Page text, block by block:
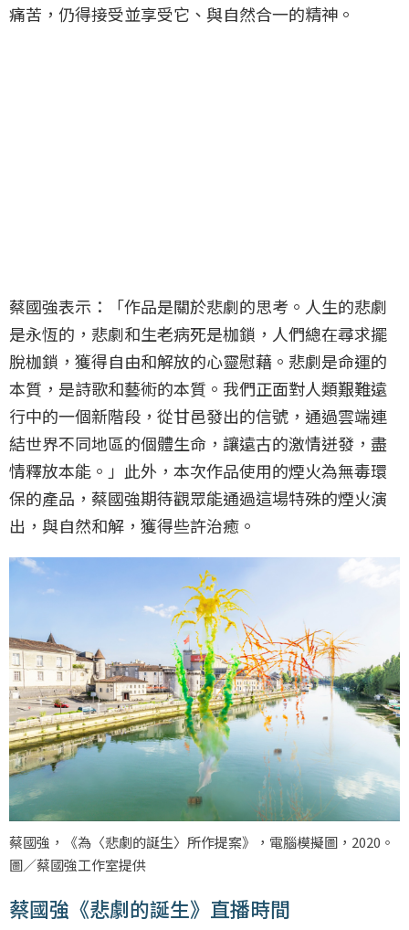
痛苦，仍得接受並享受它、與自然合一的精神。
蔡國強表示：「作品是關於悲劇的思考。人生的悲劇
是永恆的，悲劇和生老病死是枷鎖，人們總在尋求擺
脫枷鎖，獲得自由和解放的心靈慰藉。悲劇是命運的
本質，是詩歌和藝術的本質。我們正面對人類艱難遠
行中的一個新階段，從甘邑發出的信號，通過雲端連
結世界不同地區的個體生命，讓遠古的激情迸發，盡
情釋放本能。」此外，本次作品使用的煙火為無毒環
保的產品，蔡國強期待觀眾能通過這場特殊的煙火演
出，與自然和解，獲得些許治癒。
蔡國強，《為〈悲劇的誕生〉所作提案》，電腦模擬圖，2020。
圖／蔡國強工作室提供
蔡國強《悲劇的誕生》直播時間